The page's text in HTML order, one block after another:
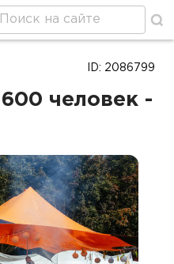
в Москве
человек -
ID: 2086799